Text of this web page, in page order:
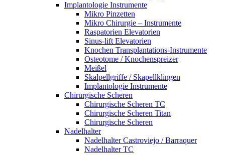
Implantologie Instrumente
Mikro Pinzetten
Mikro Chirurgie – Instrumente
Raspatorien Elevatorien
Sinus-lift Elevatorien
Knochen Transplantations-Instrumente
Osteotome / Knochenspreizer
Meißel
Skalpellgriffe / Skapellklingen
Implantologie Instrumente
Chirurgische Scheren
Chirurgische Scheren TC
Chirurgische Scheren Titan
Chirurgische Scheren
Nadelhalter
Nadelhalter Castroviejo / Barraquer
Nadelhalter TC